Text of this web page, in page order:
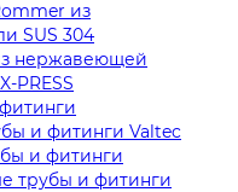
из
SUS 304
нержавеющей
PRESS
и фитинги Valtec
и фитинги
трубы и фитинги